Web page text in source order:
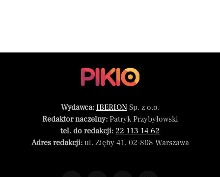
Wydawca: IBERIONSp. z o.o.
Redaktor naczelny:Patryk Przybyłowski
tel. do redakcji: 22 113 14 62
Adres redakcji:ul. Zięby 41, 02-808 Warszawa